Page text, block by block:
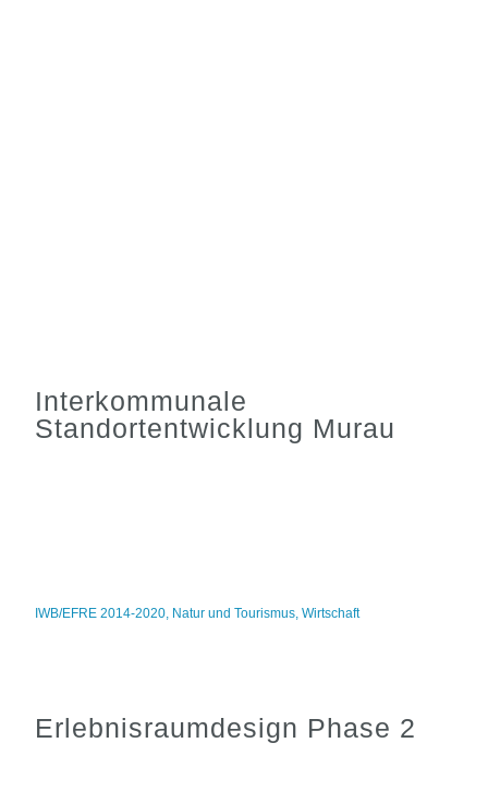
Interkommunale
Standortentwicklung Murau
IWB/EFRE 2014-2020, Natur und Tourismus,Wirtschaft
Erlebnisraumdesign Phase 2